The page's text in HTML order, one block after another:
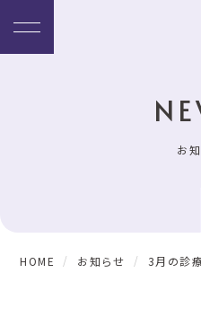
お
HOME お知らせ 3月の診